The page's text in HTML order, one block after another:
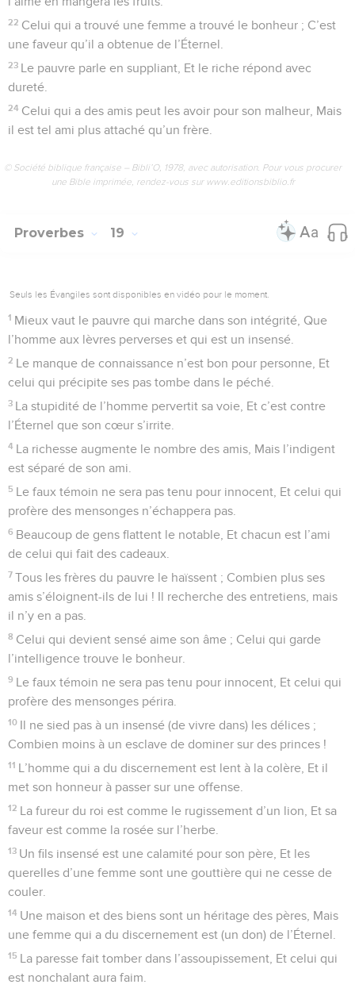
22 Celui qui a trouvé une femme a trouvé le bonheur ; C’est
une faveur qu’il a obtenue de l’Éternel.
23 Le pauvre parle en suppliant, Et le riche répond avec
dureté.
24 Celui qui a des amis peut les avoir pour son malheur, Mais
il est tel ami plus attaché qu’un frère.
© Société biblique française – Bibli’O, 1978, avec autorisation. Pour vous procurer
une Bible imprimée, rendez-vous sur www.editionsbiblio.fr
Proverbes 19
Seuls les Évangiles sont disponibles en vidéo pour le moment.
1 Mieux vaut le pauvre qui marche dans son intégrité, Que
l’homme aux lèvres perverses et qui est un insensé.
2 Le manque de connaissance n’est bon pour personne, Et
celui qui précipite ses pas tombe dans le péché.
3 La stupidité de l’homme pervertit sa voie, Et c’est contre
l’Éternel que son cœur s’irrite.
4 La richesse augmente le nombre des amis, Mais l’indigent
est séparé de son ami.
5 Le faux témoin ne sera pas tenu pour innocent, Et celui qui
profère des mensonges n’échappera pas.
6 Beaucoup de gens flattent le notable, Et chacun est l’ami
de celui qui fait des cadeaux.
7 Tous les frères du pauvre le haïssent ; Combien plus ses
amis s’éloignent-ils de lui ! Il recherche des entretiens, mais
il n’y en a pas.
8 Celui qui devient sensé aime son âme ; Celui qui garde
l’intelligence trouve le bonheur.
9 Le faux témoin ne sera pas tenu pour innocent, Et celui qui
profère des mensonges périra.
10 Il ne sied pas à un insensé (de vivre dans) les délices ;
Combien moins à un esclave de dominer sur des princes !
11 L’homme qui a du discernement est lent à la colère, Et il
met son honneur à passer sur une offense.
12 La fureur du roi est comme le rugissement d’un lion, Et sa
faveur est comme la rosée sur l’herbe.
13 Un fils insensé est une calamité pour son père, Et les
querelles d’une femme sont une gouttière qui ne cesse de
couler.
14 Une maison et des biens sont un héritage des pères, Mais
une femme qui a du discernement est (un don) de l’Éternel.
15 La paresse fait tomber dans l’assoupissement, Et celui qui
est nonchalant aura faim.